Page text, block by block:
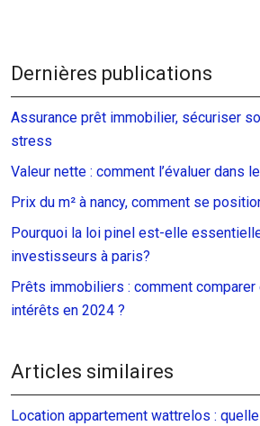
Dernières publications
Assurance prêt immobilier, sécuriser
stress
Valeur nette : comment l’évaluer dans
Prix du m² à nancy, comment se
Pourquoi la loi pinel est-elle
investisseurs à paris?
Prêts immobiliers : comment
intérêts en 2024 ?
Articles similaires
Location appartement wattrelos :